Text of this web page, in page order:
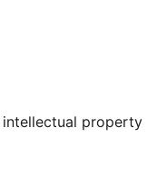
intellectual property